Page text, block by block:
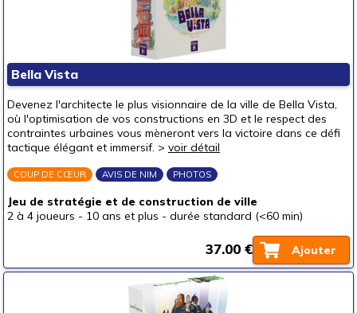
Bella Vista
Devenez l'architecte le plus visionnaire de la ville de Bella Vista,
où l'optimisation de vos constructions en 3D et le respect des
contraintes urbaines vous mèneront vers la victoire dans ce défi
tactique élégant et immersif. > voir détail
COUP DE CŒUR AVIS DE NIM PHOTOS
Jeu de stratégie et de construction de ville
2 à 4 joueurs - 10 ans et plus - durée standard (<60 min)
Ajouter
37.00 €